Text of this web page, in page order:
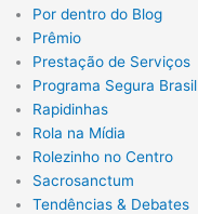
Por dentro do Blog
Prêmio
Prestação de Serviços
Programa Segura Brasil
Rapidinhas
Rola na Mídia
Rolezinho no Centro
Sacrosanctum
Tendências & Debates